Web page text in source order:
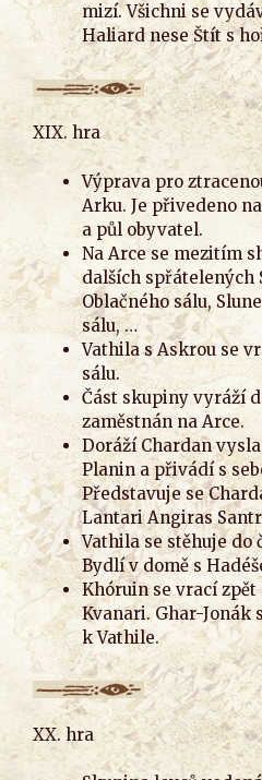
mizí. Všichni se
Haliard nese Štít s
XIX. hra
Výprava pro
Arku. Je přivedeno
a půl obyvatel.
Na Arce se mezitím
dalších spřátelených
Oblačného sálu,
sálu, …
Vathila s Askrou se
sálu.
Část skupiny vyráží
zaměstnán na Arce.
Doráží Chardan
Planin a přivádí s
Představuje se
Lantari Angiras
Vathila se stěhuje
Bydlí v domě s
Khóruin se vrací
Kvanari. Ghar-Jonák
k Vathile.
XX. hra